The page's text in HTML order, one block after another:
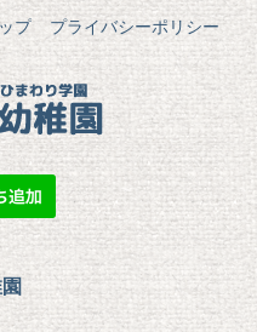
プ プライバシーポリシー